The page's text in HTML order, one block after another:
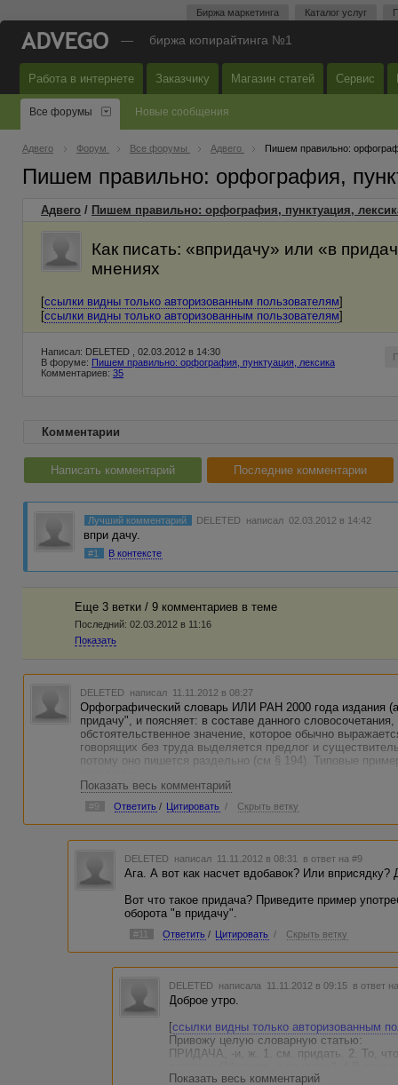
Биржа маркетинга Каталог услуг
— биржа копирайтинга №1
Работа в интернете Заказчику Магазин статей Сервис
Все форумы Новые сообщения
Адвего Форум Все форумы Адвего Пишем правильно:
Пишем правильно: орфография,
Адвего / Пишем правильно: орфография, пунктуация,
Как писать: «впридачу» или «в
мнениях
[ссылки видны только авторизованным пользователям]
[ссылки видны только авторизованным пользователям]
Написал: DELETED , 02.03.2012 в 14:30
В форуме: Пишем правильно: орфография, пунктуация, лексика
Комментариев: 35
Комментарии
Написать комментарий Последние комментарии
Лучший комментарий DELETED написал 02.03.2012 в 14:42
впри дачу.
#1 В контексте
Еще 3 ветки / 9 комментариев в темe
Последний: 02.03.2012 в 11:16
Показать
DELETED написал 11.11.2012 в 08:27
Орфографический словарь ИЛИ РАН 2000 года издания
придачу", и поясняет: в составе данного
обстоятельственное значение, которое обычно
говорящих без труда выделяется предлог и
потому оно пишется раздельно (см § 194). Типовые
§ 194 Предлоги со всеми словами пишутся раздельно,
нему, разделить на двенадцать, сделать вопреки
Словарь Ушакова действительно сильно устарел.
Показать весь комментарий
#9 Ответить / Цитировать / Скрыть ветку
DELETED написал 11.11.2012 в 08:31 в ответ на #9
Ага. А вот как насчет вдобавок? Или
Вот что такое придача? Приведите пример
оборота "в придачу".
#11 Ответить / Цитировать / Скрыть ветку
DELETED написала 11.11.2012 в 09:15 в ответ
Доброе утро.
[ссылки видны только авторизованным
Привожу целую словарную статью:
ПРИДАЧА, -и, ж. 1. см. придать. 2. То,
же. Грубит, да в придачу еще и лжет.
Показать весь комментарий